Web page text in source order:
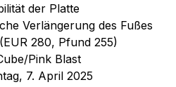
der Platte
Verlängerung des Fußes
280, Pfund 255)
Pink Blast
7. April 2025